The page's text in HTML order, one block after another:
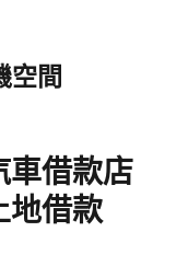
空間
車借款店
地借款